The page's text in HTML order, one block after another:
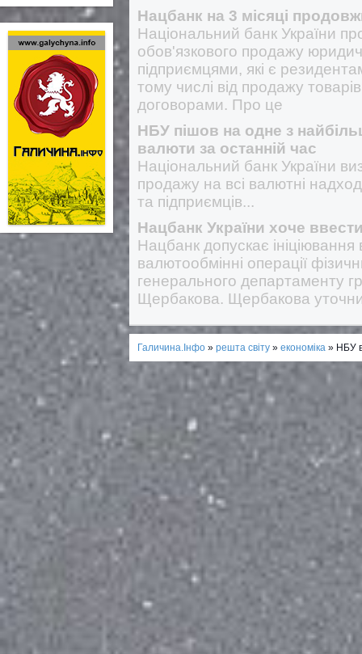
Нацбанк на 3 місяці
Національний банк України
обов'язкового продажу
підприємцями, які є
тому числі від продажу
договорами. Про це
НБУ пішов на одне з
валюти за останній час
Національний банк України
продажу на всі валютні
та підприємців...
Нацбанк України хоче
Нацбанк допускає ініціювання
валютообмінні операції
генерального департаменту
Щербакова. Щербакова
Галичина.Інфо » решта світу » економіка » НБУ